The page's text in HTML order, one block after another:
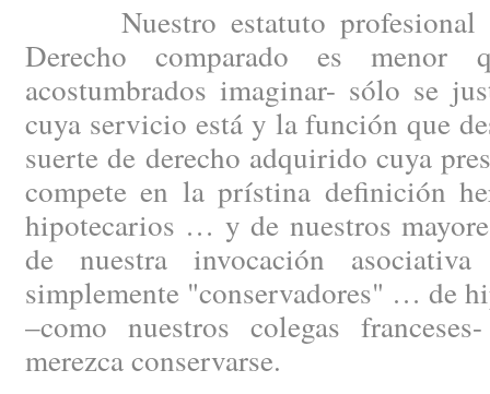
Nuestro estatuto profesional
Derecho comparado es menor
acostumbrados imaginar- sólo se
cuya servicio está y la función que
suerte de derecho adquirido cuya
compete en la prístina definición
hipotecarios … y de nuestros
de nuestra invocación
simplemente "conservadores" … de
–como nuestros colegas
merezca conservarse.